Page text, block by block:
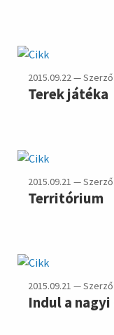
2015.09.22 —
Terek játéka
2015.09.21 —
Territórium
2015.09.21 —
Indul a